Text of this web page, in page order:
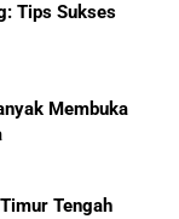
Tips Sukses
Membuka
Tengah